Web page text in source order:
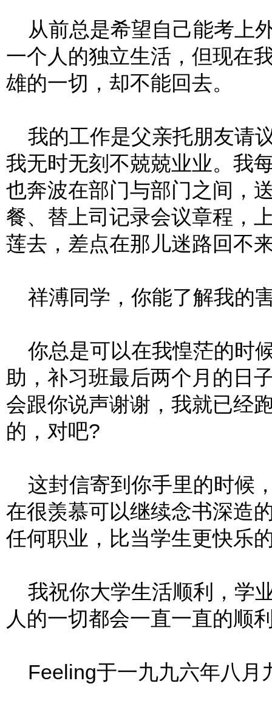
从前总是希望自己能考上
一个人的独立生活，但现在
雄的一切，却不能回去。
我的工作是父亲托朋友请
我无时无刻不兢兢业业。我
也奔波在部门与部门之间，
餐、替上司记录会议章程，
莲去，差点在那儿迷路回不
祥溥同学，你能了解我的
你总是可以在我惶茫的时
助，补习班最后两个月的日
会跟你说声谢谢，我就已经
的，对吧?
这封信寄到你手里的时候
在很羡慕可以继续念书深造
任何职业，比当学生更快乐
我祝你大学生活顺利，学
人的一切都会一直一直的顺
Feeling于一九九六年八月